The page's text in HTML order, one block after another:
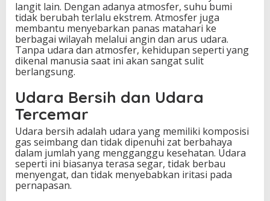
langit lain. Dengan adanya atmosfer, suhu bumi
tidak berubah terlalu ekstrem. Atmosfer juga
membantu menyebarkan panas matahari ke
berbagai wilayah melalui angin dan arus udara.
Tanpa udara dan atmosfer, kehidupan seperti yang
dikenal manusia saat ini akan sangat sulit
berlangsung.
Udara Bersih dan Udara
Tercemar
Udara bersih adalah udara yang memiliki komposisi
gas seimbang dan tidak dipenuhi zat berbahaya
dalam jumlah yang mengganggu kesehatan. Udara
seperti ini biasanya terasa segar, tidak berbau
menyengat, dan tidak menyebabkan iritasi pada
pernapasan.